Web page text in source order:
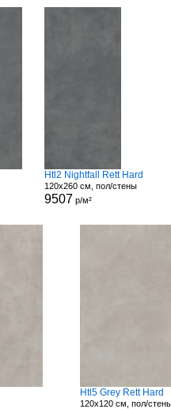
Htl2 Nightfall Rett Hard
120x260 см, пол/стены
9507 р/м²
Htl5 Grey Rett Hard
120x120 см, пол/